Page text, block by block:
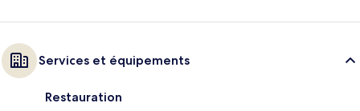
Services et équipements
Restauration